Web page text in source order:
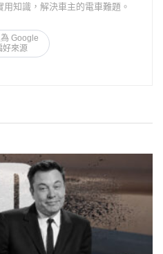
知識，解決車主的電車難題。
Google
好來源